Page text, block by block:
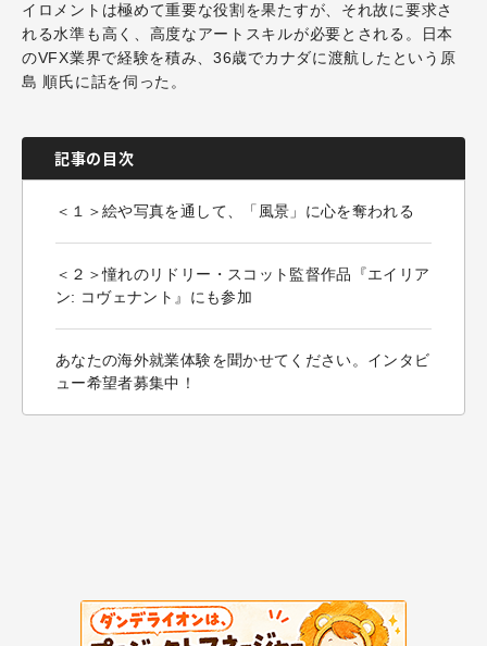
イロメントは極めて重要な役割を果たすが、それ故に要求さ
れる水準も高く、高度なアートスキルが必要とされる。日本
のVFX業界で経験を積み、36歳でカナダに渡航したという原
島 順氏に話を伺った。
記事の目次
＜１＞絵や写真を通して、「風景」に心を奪われる
＜２＞憧れのリドリー・スコット監督作品『エイリア
ン: コヴェナント』にも参加
あなたの海外就業体験を聞かせてください。インタビ
ュー希望者募集中！